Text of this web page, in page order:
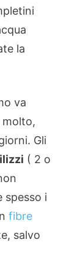
la
va
molto,
Gli
( 2 o
spesso i
fibre
salvo